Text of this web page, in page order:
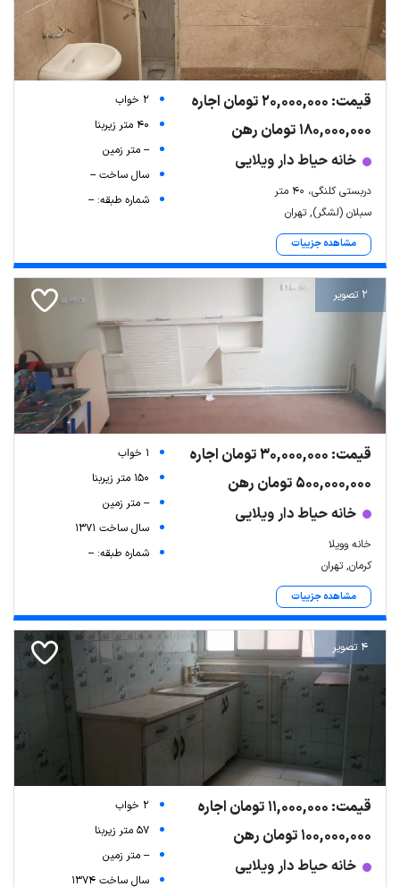
قیمت: 20,000,000 تومان اجاره
180,000,000 تومان رهن
خانه حیاط دار ویلایی
دربستی کلنگی، 40 متر
سبلان (لشگر), تهران
مشاهده جزییات
2 خواب
40 متر زیربنا
-- متر زمین
سال ساخت --
شماره طبقه: --
2 تصویر
قیمت: 30,000,000 تومان اجاره
500,000,000 تومان رهن
خانه حیاط دار ویلایی
خانه وویلا
کرمان, تهران
مشاهده جزییات
1 خواب
150 متر زیربنا
-- متر زمین
سال ساخت 1371
شماره طبقه: --
4 تصویر
قیمت: 11,000,000 تومان اجاره
100,000,000 تومان رهن
خانه حیاط دار ویلایی
2 خواب
57 متر زیربنا
-- متر زمین
سال ساخت 1374